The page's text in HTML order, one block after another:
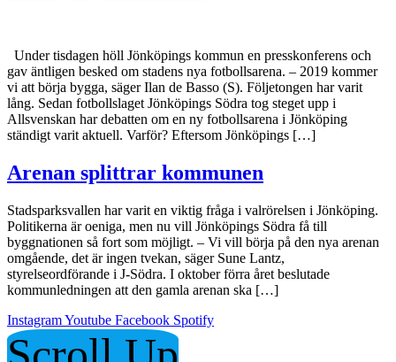
Under tisdagen höll Jönköpings kommun en presskonferens och
gav äntligen besked om stadens nya fotbollsarena. – 2019 kommer
vi att börja bygga, säger Ilan de Basso (S). Följetongen har varit
lång. Sedan fotbollslaget Jönköpings Södra tog steget upp i
Allsvenskan har debatten om en ny fotbollsarena i Jönköping
ständigt varit aktuell. Varför? Eftersom Jönköpings […]
Arenan splittrar kommunen
Stadsparksvallen har varit en viktig fråga i valrörelsen i Jönköping.
Politikerna är oeniga, men nu vill Jönköpings Södra få till
byggnationen så fort som möjligt. – Vi vill börja på den nya arenan
omgående, det är ingen tvekan, säger Sune Lantz,
styrelseordförande i J-Södra. I oktober förra året beslutade
kommunledningen att den gamla arenan ska […]
InstagramYoutube Facebook Spotify